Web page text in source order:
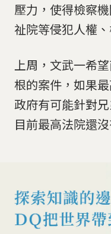
壓力，使得檢察
祉院等侵犯人權
上周，文武一希
根的案件，如果
政府有可能針對
目前最高法院還